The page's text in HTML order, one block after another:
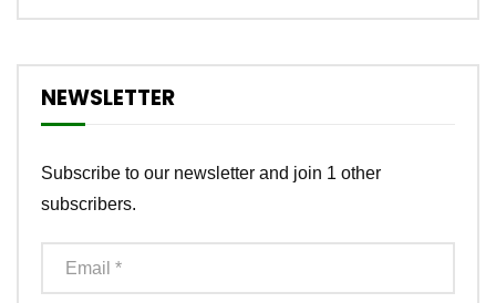
NEWSLETTER
Subscribe to our newsletter and join 1 other
subscribers.